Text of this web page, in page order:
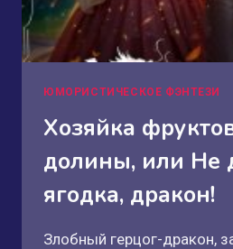
ЮМОРИСТИЧЕСКОЕ ФЭНТЕЗИ
Хозяйка
долины, или Не
ягодка, дракон!
Злобный герцог-дракон,